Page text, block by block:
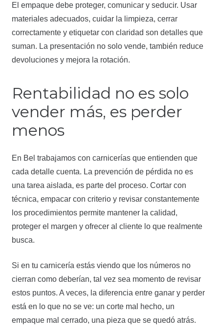
El empaque debe proteger, comunicar y seducir. Usar
materiales adecuados, cuidar la limpieza, cerrar
correctamente y etiquetar con claridad son detalles que
suman. La presentación no solo vende, también reduce
devoluciones y mejora la rotación.
Rentabilidad no es solo
vender más, es perder
menos
En Bel trabajamos con carnicerías que entienden que
cada detalle cuenta. La prevención de pérdida no es
una tarea aislada, es parte del proceso. Cortar con
técnica, empacar con criterio y revisar constantemente
los procedimientos permite mantener la calidad,
proteger el margen y ofrecer al cliente lo que realmente
busca.
Si en tu carnicería estás viendo que los números no
cierran como deberían, tal vez sea momento de revisar
estos puntos. A veces, la diferencia entre ganar y perder
está en lo que no se ve: un corte mal hecho, un
empaque mal cerrado, una pieza que se quedó atrás.